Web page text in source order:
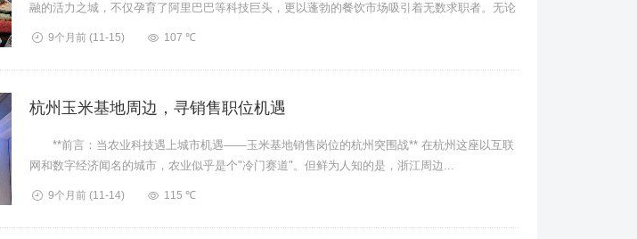
融的活力之城，不仅孕育了阿里巴巴等科技巨头，更以蓬勃的餐饮市场吸引着无数求职者。无论
9个月前 (11-15) 107 ℃
杭州玉米基地周边，寻销售职位机遇
**前言：当农业科技遇上城市机遇——玉米基地销售岗位的杭州突围战** 在杭州这座以互联
网和数字经济闻名的城市，农业似乎是个"冷门赛道"。但鲜为人知的是，浙江周边...
9个月前 (11-14) 115 ℃